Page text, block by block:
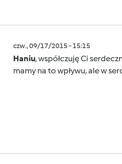
czw., 09/17/2015 - 15:15
Haniu, współczuję Ci
mamy na to wpływu, ale w